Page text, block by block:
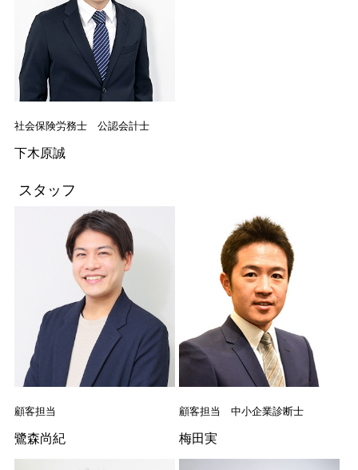
社会保険労務士 公認会計士
下木原誠
スタッフ
顧客担当
鷺森尚紀
顧客担当 中小企業診断士
梅田実